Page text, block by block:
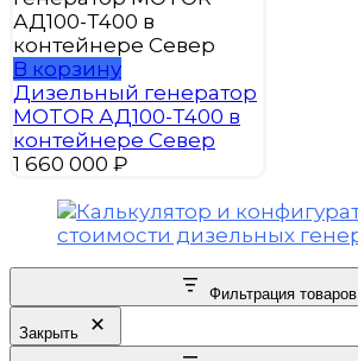
В корзину
Дизельный генератор
MOTOR АД100-Т400 в
контейнере Север
1 660 000 ₽
Фильтрация товаров
Закрыть